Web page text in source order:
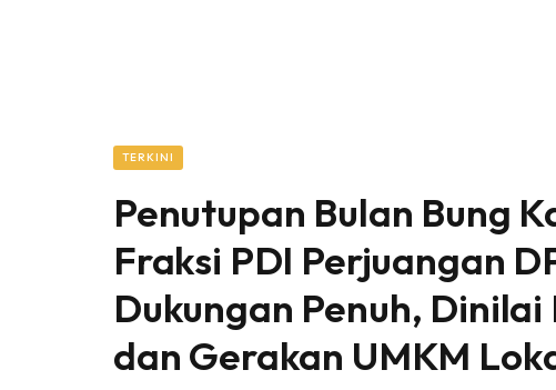
TERKINI
Penutupan Bulan Bung
Fraksi PDI Perjuangan
Dukungan Penuh,
dan Gerakan UMKM